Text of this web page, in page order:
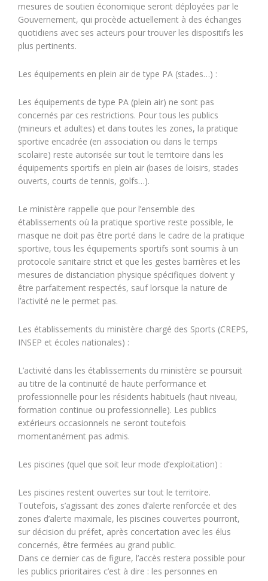
mesures de soutien économique seront déployées par le
Gouvernement, qui procède actuellement à des échanges
quotidiens avec ses acteurs pour trouver les dispositifs les
plus pertinents.
Les équipements en plein air de type PA (stades…) :
Les équipements de type PA (plein air) ne sont pas
concernés par ces restrictions. Pour tous les publics
(mineurs et adultes) et dans toutes les zones, la pratique
sportive encadrée (en association ou dans le temps
scolaire) reste autorisée sur tout le territoire dans les
équipements sportifs en plein air (bases de loisirs, stades
ouverts, courts de tennis, golfs…).
Le ministère rappelle que pour l’ensemble des
établissements où la pratique sportive reste possible, le
masque ne doit pas être porté dans le cadre de la pratique
sportive, tous les équipements sportifs sont soumis à un
protocole sanitaire strict et que les gestes barrières et les
mesures de distanciation physique spécifiques doivent y
être parfaitement respectés, sauf lorsque la nature de
l’activité ne le permet pas.
Les établissements du ministère chargé des Sports (CREPS,
INSEP et écoles nationales) :
L’activité dans les établissements du ministère se poursuit
au titre de la continuité de haute performance et
professionnelle pour les résidents habituels (haut niveau,
formation continue ou professionnelle). Les publics
extérieurs occasionnels ne seront toutefois
momentanément pas admis.
Les piscines (quel que soit leur mode d’exploitation) :
Les piscines restent ouvertes sur tout le territoire.
Toutefois, s’agissant des zones d’alerte renforcée et des
zones d’alerte maximale, les piscines couvertes pourront,
sur décision du préfet, après concertation avec les élus
concernés, être fermées au grand public.
Dans ce dernier cas de figure, l’accès restera possible pour
les publics prioritaires c’est à dire : les personnes en